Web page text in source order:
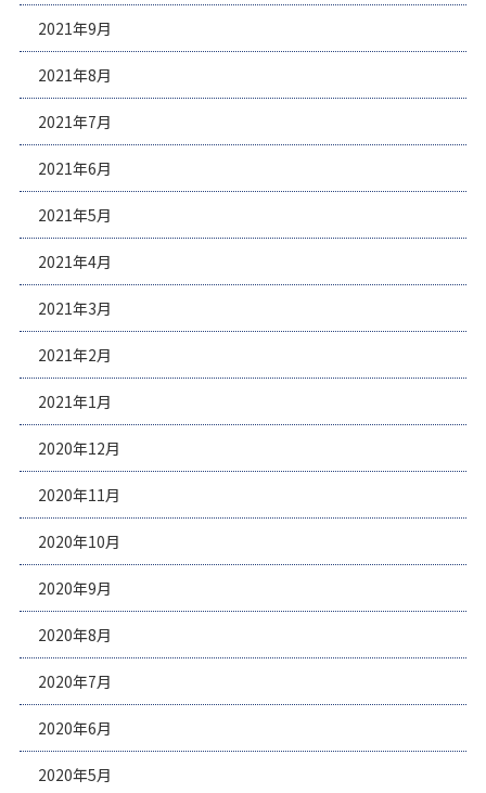
2021年9月
2021年8月
2021年7月
2021年6月
2021年5月
2021年4月
2021年3月
2021年2月
2021年1月
2020年12月
2020年11月
2020年10月
2020年9月
2020年8月
2020年7月
2020年6月
2020年5月